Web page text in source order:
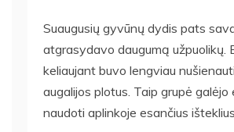
Suaugusių gyvūnų dydis pats
atgrasydavo daugumą užpuolikų.
keliaujant buvo lengviau
augalijos plotus. Taip grupė
naudoti aplinkoje esančius